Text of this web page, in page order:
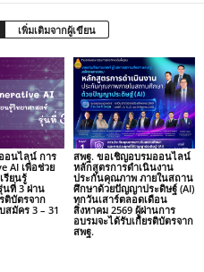
เพิ่มเติมจากผู้เขียน
อนไลน์ การ
AI เพื่อช่วย
รียนรู้
นที่ 3 ผ่าน
ติบัตรจาก
สมัคร 3 – 31
สพฐ. ขอเชิญอบรมออนไลน์
หลักสูตรการดำเนินงาน
ประกันคุณภาพ ภายในสถาน
ศึกษาด้วยปัญญาประดิษฐ์ (AI)
ทุกวันเสาร์ตลอดเดือน
สิงหาคม 2569 ผู้ผ่านการ
อบรมจะได้รับเกียรติบัตรจาก
สพฐ.